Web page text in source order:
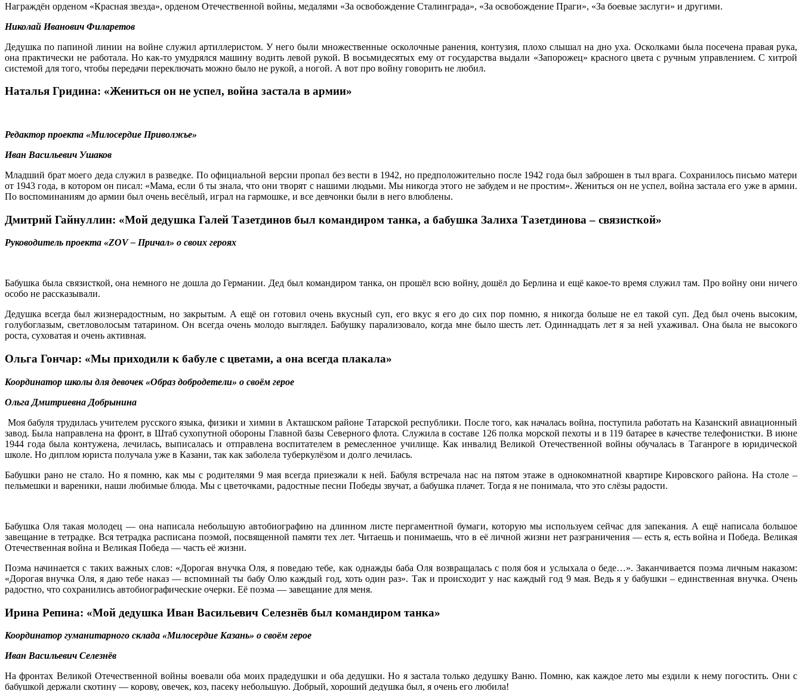
Награждён орденом «Красная звезда», орденом Отечественной войны, медалями «За освобождение Сталинграда», «За освобождение Праги», «За боевые заслуги» и другими.
Николай Иванович Филаретов
Дедушка по папиной линии на войне служил артиллеристом. У него были множественные осколочные ранения, контузия, плохо слышал на дно уха. Осколками была посечена правая рука,
она практически не работала. Но как-то умудрялся машину водить левой рукой. В восьмидесятых ему от государства выдали «Запорожец» красного цвета с ручным управлением. С хитрой
системой для того, чтобы передачи переключать можно было не рукой, а ногой. А вот про войну говорить не любил.
Наталья Гридина: «Жениться он не успел, война застала в армии»
Редактор проекта «Милосердие Приволжье»
Иван Васильевич Ушаков
Младший брат моего деда служил в разведке. По официальной версии пропал без вести в 1942, но предположительно после 1942 года был заброшен в тыл врага. Сохранилось письмо матери
от 1943 года, в котором он писал: «Мама, если б ты знала, что они творят с нашими людьми. Мы никогда этого не забудем и не простим». Жениться он не успел, война застала его уже в армии.
По воспоминаниям до армии был очень весёлый, играл на гармошке, и все девчонки были в него влюблены.
Дмитрий Гайнуллин: «Мой дедушка Галей Тазетдинов был командиром танка, а бабушка Залиха Тазетдинова – связисткой»
Руководитель проекта «ZOV – Причал» о своих героях
Бабушка была связисткой, она немного не дошла до Германии. Дед был командиром танка, он прошёл всю войну, дошёл до Берлина и ещё какое-то время служил там. Про войну они ничего
особо не рассказывали.
Дедушка всегда был жизнерадостным, но закрытым. А ещё он готовил очень вкусный суп, его вкус я его до сих пор помню, я никогда больше не ел такой суп. Дед был очень высоким,
голубоглазым, светловолосым татарином. Он всегда очень молодо выглядел. Бабушку парализовало, когда мне было шесть лет. Одиннадцать лет я за ней ухаживал. Она была не высокого
роста, суховатая и очень активная.
Ольга Гончар: «Мы приходили к бабуле с цветами, а она всегда плакала»
Координатор школы для девочек «Образ добродетели» о своём герое
Ольга Дмитриевна Добрынина
Моя бабуля трудилась учителем русского языка, физики и химии в Акташском районе Татарской республики. После того, как началась война, поступила работать на Казанский авиационный
завод. Была направлена на фронт, в Штаб сухопутной обороны Главной базы Северного флота. Служила в составе 126 полка морской пехоты и в 119 батарее в качестве телефонистки. В июне
1944 года была контужена, лечилась, выписалась и отправлена воспитателем в ремесленное училище. Как инвалид Великой Отечественной войны обучалась в Таганроге в юридической
школе. Но диплом юриста получала уже в Казани, так как заболела туберкулёзом и долго лечилась.
Бабушки рано не стало. Но я помню, как мы с родителями 9 мая всегда приезжали к ней. Бабуля встречала нас на пятом этаже в однокомнатной квартире Кировского района. На столе –
пельмешки и вареники, наши любимые блюда. Мы с цветочками, радостные песни Победы звучат, а бабушка плачет. Тогда я не понимала, что это слёзы радости.
Бабушка Оля такая молодец — она написала небольшую автобиографию на длинном листе пергаментной бумаги, которую мы используем сейчас для запекания. А ещё написала большое
завещание в тетрадке. Вся тетрадка расписана поэмой, посвященной памяти тех лет. Читаешь и понимаешь, что в её личной жизни нет разграничения — есть я, есть война и Победа. Великая
Отечественная война и Великая Победа — часть её жизни.
Поэма начинается с таких важных слов: «Дорогая внучка Оля, я поведаю тебе, как однажды баба Оля возвращалась с поля боя и услыхала о беде…». Заканчивается поэма личным наказом:
«Дорогая внучка Оля, я даю тебе наказ — вспоминай ты бабу Олю каждый год, хоть один раз». Так и происходит у нас каждый год 9 мая. Ведь я у бабушки – единственная внучка. Очень
радостно, что сохранились автобиографические очерки. Её поэма — завещание для меня.
Ирина Репина: «Мой дедушка Иван Васильевич Селезнёв был командиром танка»
Координатор гуманитарного склада «Милосердие Казань» о своём герое
Иван Васильевич Селезнёв
На фронтах Великой Отечественной войны воевали оба моих прадедушки и оба дедушки. Но я застала только дедушку Ваню. Помню, как каждое лето мы ездили к нему погостить. Они с
бабушкой держали скотину — корову, овечек, коз, пасеку небольшую. Добрый, хороший дедушка был, я очень его любила!